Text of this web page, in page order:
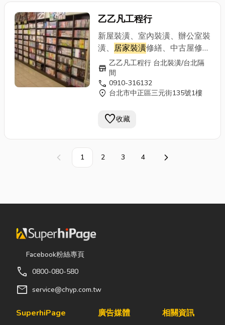
音、造價經濟、提供居家辦公、
廠房最佳環境、廚房、浴廁：可
採用矽酸鈣板、或水泥板等材質
可防水、也可貼磁磚、 可出防
火証明書木工裝潢輕鋼架工程
自工價廉 手機：0910-316132
電話：02-29712148
乙乙凡工程行
新屋裝潢、室內裝潢、辦公室裝
潢、 居家裝潢修繕、中古屋修
繕、拆除清運重建、公寓改套房
裝潢、舊屋翻修、頂樓加蓋、造
型天花板、夾板隔間、隔音防火
隔熱隔間、線板、踢腳板、門片
衣室、各式櫥櫃訂做專業施工：
隔間特點》 施工快速、隔熱隔
可防水、也可貼磁磚、 可出防
store 乙乙凡工程行 台北裝潢/台北隔
間
call 0910-316132
location_on 台北市中正區三元街135號1樓
favorite收藏
上一頁 1 2 3 4 下一頁
Facebook粉絲專頁
call 0800-080-580
mail service@chyp.com.tw
SuperhiPage 廣告媒體 相關資訊